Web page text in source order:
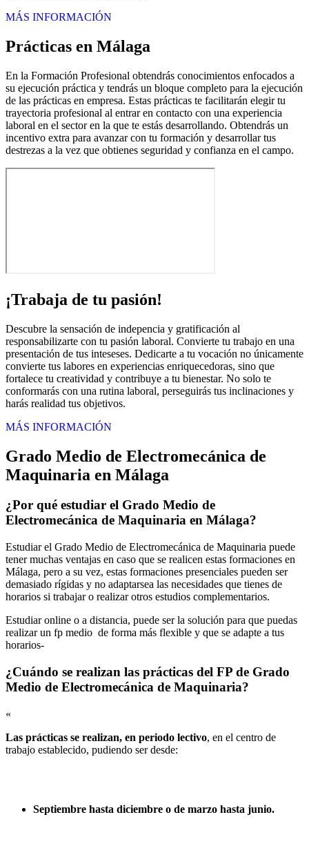
MÁS INFORMACIÓN
Prácticas en Málaga
En la Formación Profesional obtendrás conocimientos enfocados a
su ejecución práctica y tendrás un bloque completo para la ejecución
de las prácticas en empresa. Estas prácticas te facilitarán elegir tu
trayectoria profesional al entrar en contacto con una experiencia
laboral en el sector en la que te estás desarrollando. Obtendrás un
incentivo extra para avanzar con tu formación y desarrollar tus
destrezas a la vez que obtienes seguridad y confianza en el campo.
¡Trabaja de tu pasión!
Descubre la sensación de indepencia y gratificación al
responsabilizarte con tu pasión laboral. Convierte tu trabajo en una
presentación de tus inteseses. Dedicarte a tu vocación no únicamente
convierte tus labores en experiencias enriquecedoras, sino que
fortalece tu creatividad y contribuye a tu bienestar. No solo te
conformarás con una rutina laboral, perseguirás tus inclinaciones y
harás realidad tus objetivos.
MÁS INFORMACIÓN
Grado Medio de Electromecánica de
Maquinaria en Málaga
¿Por qué estudiar el Grado Medio de
Electromecánica de Maquinaria en Málaga?
Estudiar el Grado Medio de Electromecánica de Maquinaria puede
tener muchas ventajas en caso que se realicen estas formaciones en
Málaga, pero a su vez, estas formaciones presenciales pueden ser
demasiado rígidas y no adaptarsea las necesidades que tienes de
horarios si trabajar o realizar otros estudios complementarios.
Estudiar online o a distancia, puede ser la solución para que puedas
realizar un fp medio de forma más flexible y que se adapte a tus
horarios-
¿Cuándo se realizan las prácticas del FP de Grado
Medio de Electromecánica de Maquinaria?
«
Las prácticas se realizan, en periodo lectivo, en el centro de
trabajo establecido, pudiendo ser desde:
Septiembre hasta diciembre o de marzo hasta junio.